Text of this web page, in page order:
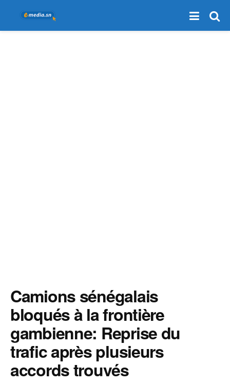
Camions sénégalais
bloqués à la frontière
gambienne: Reprise du
trafic après plusieurs
accords trouvés